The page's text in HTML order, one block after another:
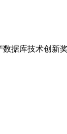
据库技术创新